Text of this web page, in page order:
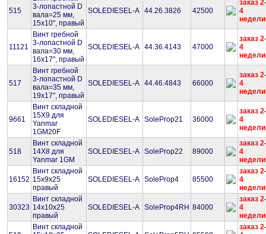
515
3-лопастной D
вала=25 мм,
15х10", правый
SOLEDIESEL-A 44.26.3826 42500
заказ 2-
4
недели
11121
Винт гребной
3-лопастной D
вала=30 мм,
16х17", правый
SOLEDIESEL-A 44.36.4143 47000
заказ 2-
4
недели
517
Винт гребной
3-лопастной D
вала=35 мм,
19х17", правый
SOLEDIESEL-A 44.46.4843 66000
заказ 2-
4
недели
9661
Винт складной
15Х9 для
Yanmar
1GM20F
SOLEDIESEL-A SoleProp21 36000
заказ 2-
4
недели
518
Винт складной
14Х8 для
Yanmar 1GM
SOLEDIESEL-A SoleProp22 89000
заказ 2-
4
недели
16152
Винт складной
15х9х25
правый
SOLEDIESEL-A SoleProp4 85500
заказ 2-
4
недели
30323
Винт складной
14х10х25
правый
SOLEDIESEL-A SoleProp4RH 84000
заказ 2-
4
недели
Винт складной
заказ 2-